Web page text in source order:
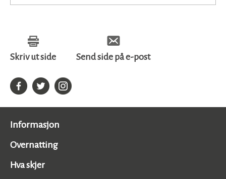
Skriv ut side Send side på e-post
Informasjon
Overnatting
Hva skjer